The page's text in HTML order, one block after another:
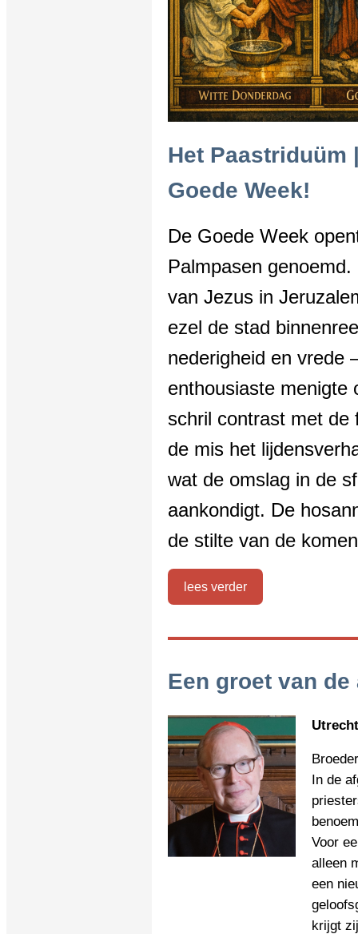
Het Paastriduüm
Goede Week!
De Goede Week
Palmpasen
van Jezus in
ezel de stad
nederigheid en vrede
enthousiaste menigte
schril contrast met de
de mis het
wat de omslag in de
aankondigt. De
de stilte van de
lees verder
Een groet van
In de
Voor
alleen
een
krijgt